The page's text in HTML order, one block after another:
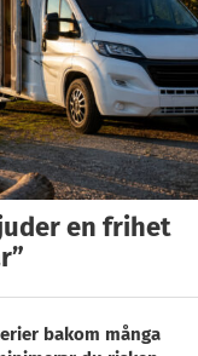
en frihet
bakom många